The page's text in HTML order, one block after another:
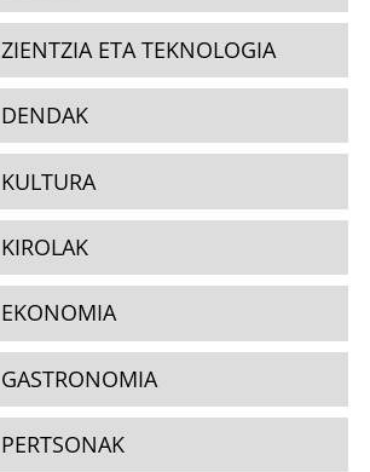
ZIENTZIA ETA TEKNOLOGIA
DENDAK
KULTURA
KIROLAK
EKONOMIA
GASTRONOMIA
PERTSONAK